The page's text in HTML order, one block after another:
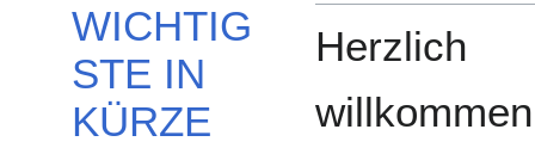
WICHTIG
STE IN
KÜRZE
Herzlich